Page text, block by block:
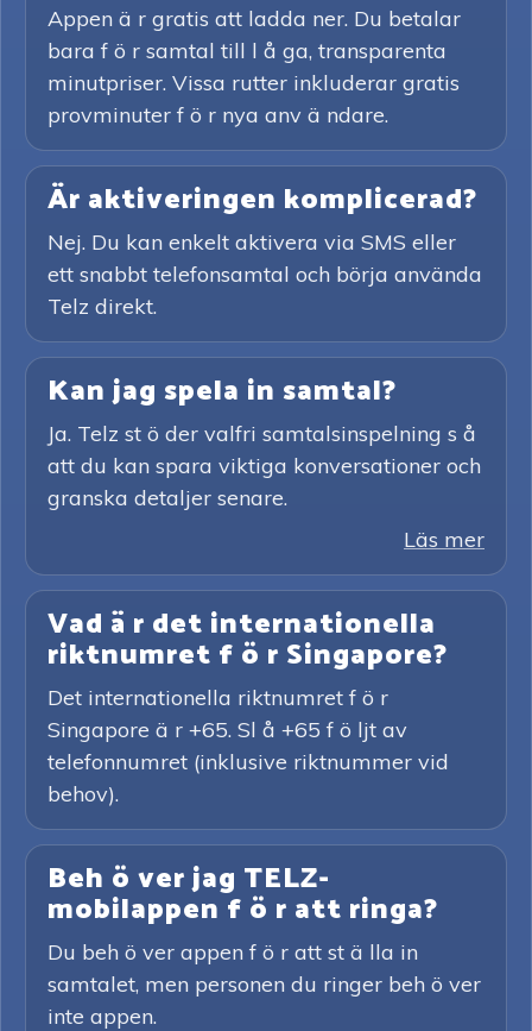
Appen ä r gratis att ladda ner. Du betalar
bara f ö r samtal till l å ga, transparenta
minutpriser. Vissa rutter inkluderar gratis
provminuter f ö r nya anv ä ndare.
Är aktiveringen komplicerad?
Nej. Du kan enkelt aktivera via SMS eller
ett snabbt telefonsamtal och börja använda
Telz direkt.
Kan jag spela in samtal?
Ja. Telz st ö der valfri samtalsinspelning s å
att du kan spara viktiga konversationer och
granska detaljer senare.
Läs mer
Vad ä r det internationella
riktnumret f ö r Singapore?
Det internationella riktnumret f ö r
Singapore ä r +65. Sl å +65 f ö ljt av
telefonnumret (inklusive riktnummer vid
behov).
Beh ö ver jag TELZ-
mobilappen f ö r att ringa?
Du beh ö ver appen f ö r att st ä lla in
samtalet, men personen du ringer beh ö ver
inte appen.